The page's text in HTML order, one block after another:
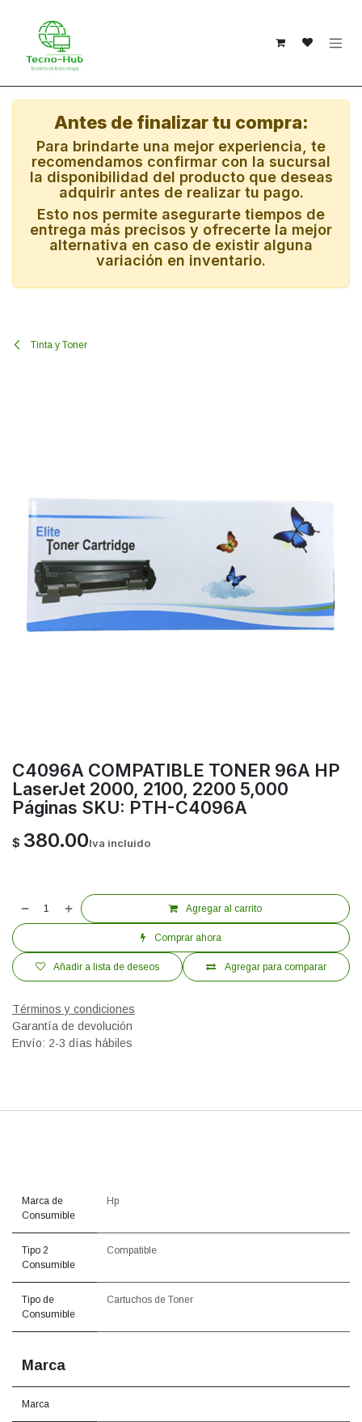
Antes de finalizar tu compra:
Para brindarte una mejor experiencia, te
recomendamos confirmar con la sucursal
la disponibilidad del producto que deseas
adquirir antes de realizar tu pago.
Esto nos permite asegurarte tiempos de
entrega más precisos y ofrecerte la mejor
alternativa en caso de existir alguna
variación en inventario.
Tinta y Toner
C4096A COMPATIBLE TONER 96A HP
LaserJet 2000, 2100, 2200 5,000
Páginas SKU: PTH-C4096A
$ 380.00Iva incluido
Agregar al carrito
Comprar ahora
Agregar para comparar
Añadir a lista de deseos
Términos y condiciones
Garantía de devolución
Envío: 2-3 días hábiles
Marca de
Consumible
Hp
Tipo 2
Consumible
Compatible
Tipo de
Consumible
Cartuchos de Toner
Marca
Marca